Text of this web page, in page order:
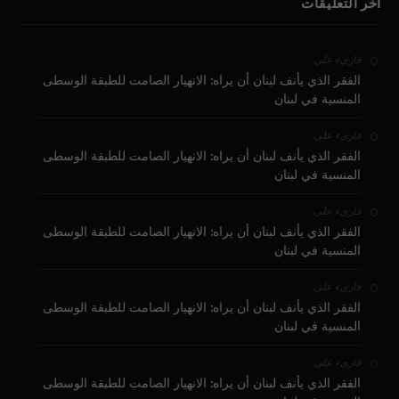
آخر التعليقات
قارىء على
الفقر الذي يأنف لبنان أن يراه: الانهيار الصامت للطبقة الوسطى
المنسية في لبنان
قارىء على
الفقر الذي يأنف لبنان أن يراه: الانهيار الصامت للطبقة الوسطى
المنسية في لبنان
قارىء على
الفقر الذي يأنف لبنان أن يراه: الانهيار الصامت للطبقة الوسطى
المنسية في لبنان
قارىء على
الفقر الذي يأنف لبنان أن يراه: الانهيار الصامت للطبقة الوسطى
المنسية في لبنان
قارىء على
الفقر الذي يأنف لبنان أن يراه: الانهيار الصامت للطبقة الوسطى